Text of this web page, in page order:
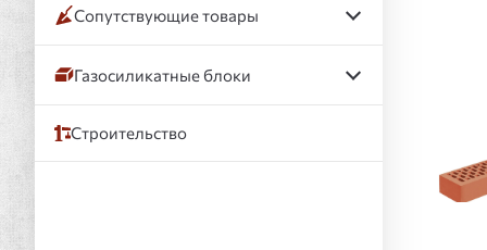
Сопутствующие товары
Газосиликатные блоки
Строительство